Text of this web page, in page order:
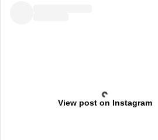
View post on Instagram